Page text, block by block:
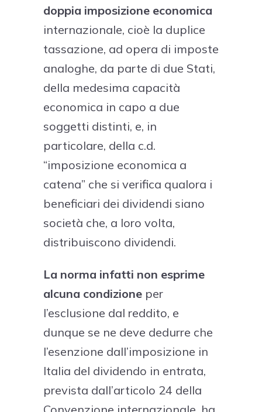
doppia imposizione economica
internazionale, cioè la duplice
tassazione, ad opera di imposte
analoghe, da parte di due Stati,
della medesima capacità
economica in capo a due
soggetti distinti, e, in
particolare, della c.d.
“imposizione economica a
catena” che si verifica qualora i
beneficiari dei dividendi siano
società che, a loro volta,
distribuiscono dividendi.
La norma infatti non esprime
alcuna condizione per
l’esclusione dal reddito, e
dunque se ne deve dedurre che
l’esenzione dall’imposizione in
Italia del dividendo in entrata,
prevista dall’articolo 24 della